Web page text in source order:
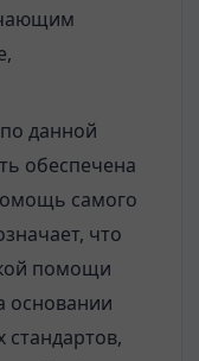
данной
обеспечена
самого
что
помощи
основании
стандартов,